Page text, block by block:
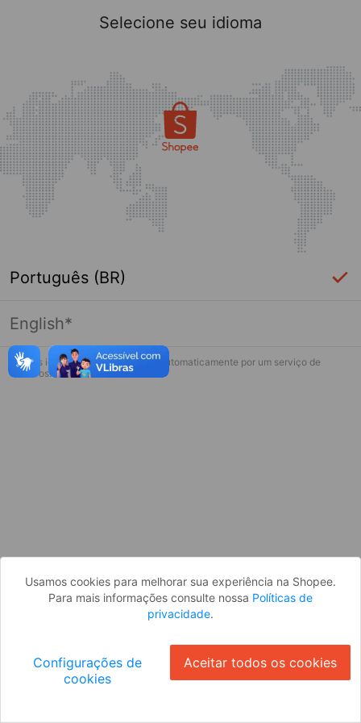
Página indisponível
Desculpe, algo deu errado. Faça login
Selecione seu idioma
Português (BR)
English*
* Esses idiomas serão traduzidos automaticamente por um serviço de
terceiros.
Usamos cookies para melhorar sua experiência na Shopee.
Para mais informações consulte nossa Políticas de
privacidade.
Configurações de
cookies
Aceitar todos os cookies